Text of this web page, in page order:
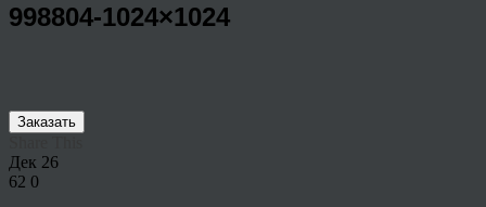
998804-1024×1024
Заказать
Дек 26
62 0